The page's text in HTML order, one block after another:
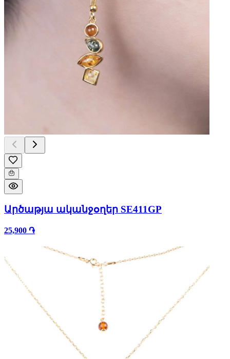
Արծաթյա ականջօղեր SE411GP
25,900 ֏